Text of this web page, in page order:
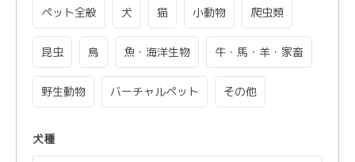
ペット全般 犬 猫 小動物 爬虫類
昆虫 鳥 魚・海洋生物 牛・馬・羊・家畜
野生動物 バーチャルペット その他
犬種